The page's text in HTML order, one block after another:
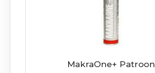
MakraOne+ Patroon